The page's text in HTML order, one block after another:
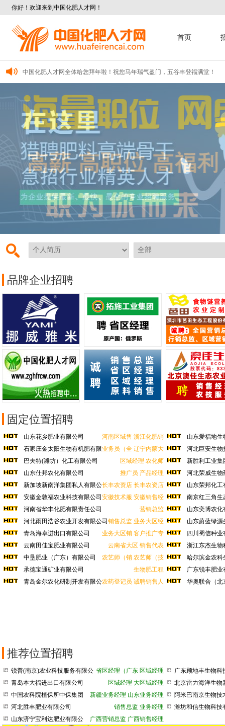
你好！欢迎来到中国化肥人才网！
首页
中国化肥人才网全体给您拜年啦！祝您马年瑞气盈门，五谷丰登福满堂！
中国化肥人才网全体给您拜年了！祝您及家人新春快乐、阖家幸福、万事如
中国化肥人才网全体给您拜年啦！祝您新年快乐、龙年龘龘、前程朤朤！
中国化肥人才网全体给您拜年啦！祝您马年瑞气盈门，五谷丰登福满堂！
中国化肥人才网全体给您拜年了！祝您及家人新春快乐、阖家幸福、万事如
中国化肥人才网全体给您拜年啦！祝您新年快乐、龙年龘龘、前程朤朤！
中国化肥人才网全体给您拜年啦！祝您马年瑞气盈门，五谷丰登福满堂！
中国化肥人才网全体给您拜年了！祝您及家人新春快乐、阖家幸福、万事如
中国化肥人才网全体给您拜年了！祝您及家人新春快乐、阖家幸福、万事如
中国化肥人才网全体给您拜年啦！祝您新年快乐、龙年龘龘、前程朤朤！
品牌企业招聘
固定位置招聘
河南区域售 浙江化肥销
山东花乡肥业有限公司
业务员（全 辽宁内蒙大
石家庄金太阳生物有机肥有限
公司
区域经理 农化师
巴夫特(潍坊）化工有限公司
推广员 产品经理
山东仕邦农化有限公司
长丰农资店 长丰农资店
新加坡新南洋集团私人有限公
司
安徽技术服 安徽销售经
安徽金敦福农业科技有限公司
营销总监
河南省华丰化肥有限责任公司
销售总监 业务大区经
河北雨田浩谷农业开发有限公司
业务大区销 客户推广专
青岛海卓进出口有限公司
云南省大区 销售代表
云南田佳宝肥业有限公司
农艺师（销 农艺师（技
中垦肥业（广东）有限公司
生物肥工程
承德宝通矿业有限公司
农药登记员 诚聘销售人
青岛金尔农化研制开发有限公
山东爱福地生
河北巨安生物
新胜利工业集
河北荣威生物
山东荣邦化工
南京红三角生
山东奕博农化
山东蔚蓝绿源
四川蜀信种业
浙江东杰生物
哈尔滨金农科
广东锐丰肥业
华奥联合（北
推荐位置招聘
省区经理（广东 区域经理
锐普(南京)农业科技服务有限公
司
区域经理 大区域经理
青岛本大福进出口有限公司
新疆业务经理 山东业务经理
中国农科院植保所中保集团
销售总监 业务经理
河北胜丰肥业有限公司
广西营销总监 广西销售经理
山东济宁宝利达肥业有限公
广东顾地丰生物
北京雷力海洋生物
股份有限公司
阿米巴南京生物技
司 潍坊和信生物科技